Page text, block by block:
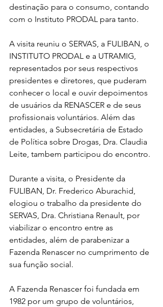
destinação para o consumo, contando
com o Instituto PRODAL para tanto.
A visita reuniu o SERVAS, a FULIBAN, o
INSTITUTO PRODAL e a UTRAMIG,
representados por seus respectivos
presidentes e diretores, que puderam
conhecer o local e ouvir depoimentos
de usuários da RENASCER e de seus
profissionais voluntários. Além das
entidades, a Subsecretária de Estado
de Política sobre Drogas, Dra. Claudia
Leite, tambem participou do encontro.
Durante a visita, o Presidente da
FULIBAN, Dr. Frederico Aburachid,
elogiou o trabalho da presidente do
SERVAS, Dra. Christiana Renault, por
viabilizar o encontro entre as
entidades, além de parabenizar a
Fazenda Renascer no cumprimento de
sua função social.
A Fazenda Renascer foi fundada em
1982 por um grupo de voluntários,